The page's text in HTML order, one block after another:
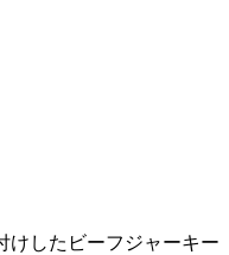
けしたビーフジャーキー